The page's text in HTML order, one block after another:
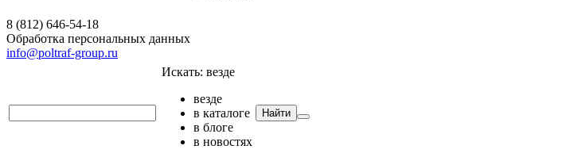
8 (812) 646-54-18
Обработка персональных данных
info@poltraf-group.ru
Искать: везде
везде
в каталоге
в блоге
в новостях
Найти